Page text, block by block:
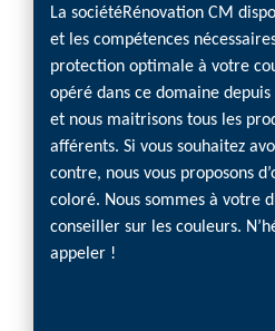
La sociétéRénovation CM
et les compétences
protection optimale à votre
opéré dans ce domaine
et nous maitrisons tous les
afférents. Si vous souhaitez
contre, nous vous proposons
coloré. Nous sommes à votre
conseiller sur les couleurs.
appeler !